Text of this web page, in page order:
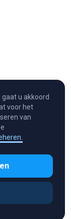
gaat u akkoord
voor het
van